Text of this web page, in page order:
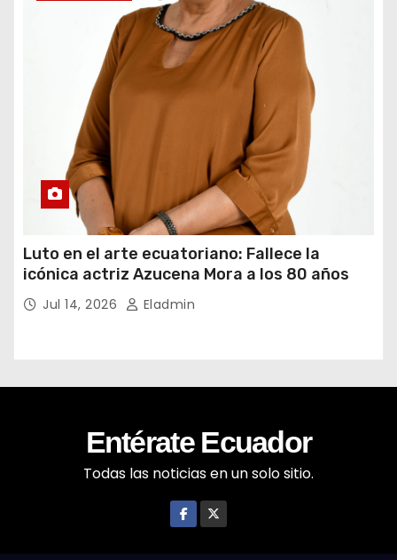
Luto en el arte ecuatoriano: Fallece la
icónica actriz Azucena Mora a los 80 años
Jul 14, 2026 Eladmin
Entérate Ecuador
Todas las noticias en un solo sitio.